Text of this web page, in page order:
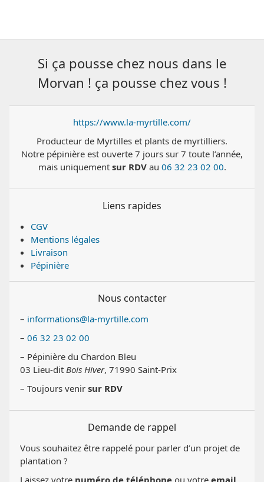
Si ça pousse chez nous dans le
Morvan ! ça pousse chez vous !
https://www.la-myrtille.com/
Producteur de Myrtilles et plants de myrtilliers.
Notre pépinière est ouverte 7 jours sur 7 toute l’année,
mais uniquement sur RDVau 06 32 23 02 00.
Liens rapides
CGV
Mentions légales
Livraison
Pépinière
Nous contacter
– informations@la-myrtille.com
– 06 32 23 02 00
– Pépinière du Chardon Bleu
03 Lieu-dit Bois Hiver, 71990 Saint-Prix
– Toujours venir sur RDV
Demande de rappel
Vous souhaitez être rappelé pour parler d’un projet de
plantation ?
Laissez votre numéro de téléphone ou votre email